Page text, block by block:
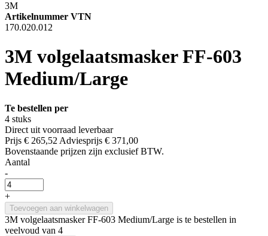
3M
Artikelnummer VTN
170.020.012
3M volgelaatsmasker FF-603
Medium/Large
Te bestellen per
4 stuks
Direct uit voorraad leverbaar
Prijs € 265,52 Adviesprijs € 371,00
Bovenstaande prijzen zijn exclusief BTW.
Aantal
-
+
Toevoegen aan winkelwagen
3M volgelaatsmasker FF-603 Medium/Large is te bestellen in
veelvoud van 4